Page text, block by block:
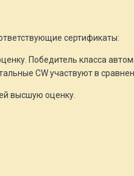
сертификаты:
Победитель класса
CW участвуют в
высшую оценку.